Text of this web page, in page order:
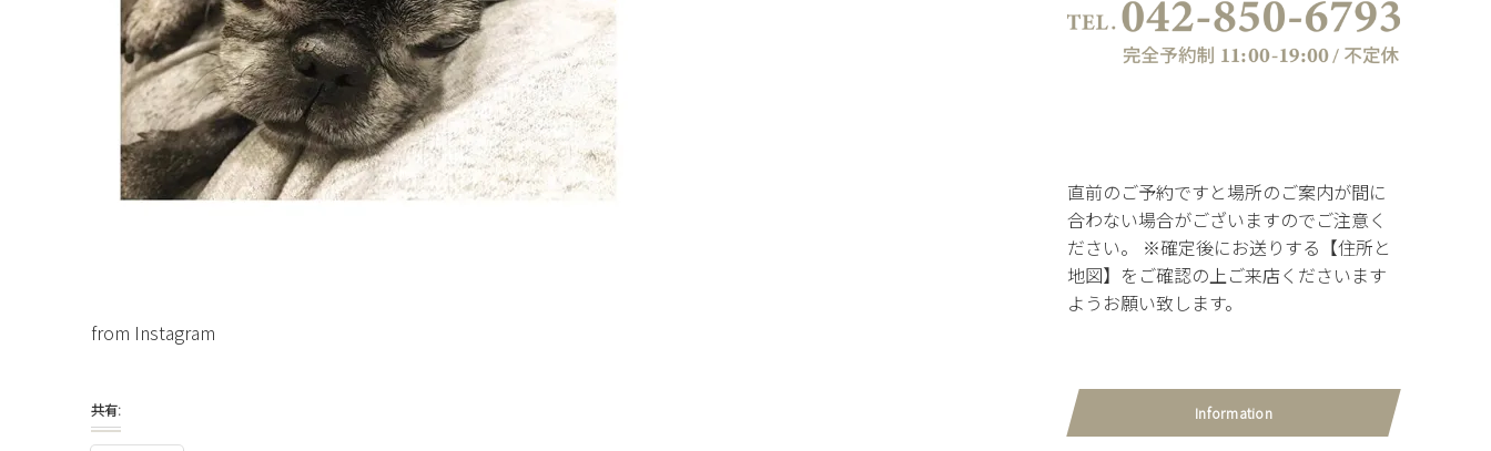
from Instagram
共有:
直前のご予約ですと場所のご案内が間に
合わない場合がございますのでご注意く
ださい。 ※確定後にお送りする【住所と
地図】をご確認の上ご来店くださいます
ようお願い致します。
Information